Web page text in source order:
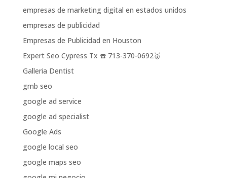
empresas de marketing digital en estados unidos
empresas de publicidad
Empresas de Publicidad en Houston
Expert Seo Cypress Tx ☎️ 713-370-0692🥇
Galleria Dentist
gmb seo
google ad service
google ad specialist
Google Ads
google local seo
google maps seo